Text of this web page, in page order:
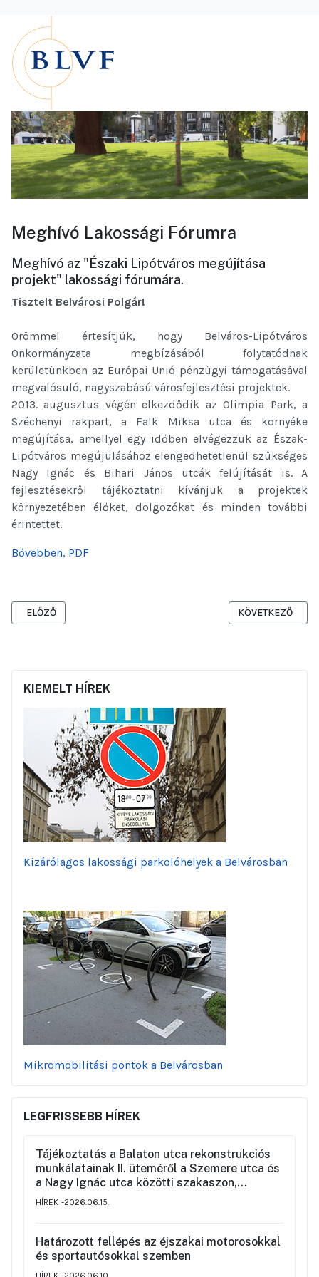
Meghívó Lakossági Fórumra
Meghívó az "Északi Lipótváros megújítása
projekt" lakossági fórumára.
Tisztelt Belvárosi Polgár!
Örömmel értesítjük, hogy Belváros-Lipótváros
Önkormányzata megbízásából folytatódnak
kerületünkben az Európai Unió pénzügyi támogatásával
megvalósuló, nagyszabású városfejlesztési projektek.
2013. augusztus végén elkezdődik az Olimpia Park, a
Széchenyi rakpart, a Falk Miksa utca és környéke
megújítása, amellyel egy időben elvégezzük az Észak-
Lipótváros megújulásához elengedhetetlenül szükséges
Nagy Ignác és Bihari János utcák felújítását is. A
fejlesztésekről tájékoztatni kívánjuk a projektek
környezetében élőket, dolgozókat és minden további
érintettet.
Bővebben, PDF
ELŐZŐ CIKK: ÉSZAK-LIPÓTVÁROS FORGALOMTECHNIKA -
ELŐZŐ KÖVETKEZŐ
KÖVETKEZŐ
KIEMELT HÍREK
Kizárólagos lakossági parkolóhelyek a Belvárosban
Mikromobilitási pontok a Belvárosban
LEGFRISSEBB HÍREK
Tájékoztatás a Balaton utca rekonstrukciós
munkálatainak II. üteméről a Szemere utca és
a Nagy Ignác utca közötti szakaszon,
valamint a környék ideiglenes forgalmi
HÍREK 2026.06.15.
Határozott fellépés az éjszakai motorosokkal
és sportautósokkal szemben